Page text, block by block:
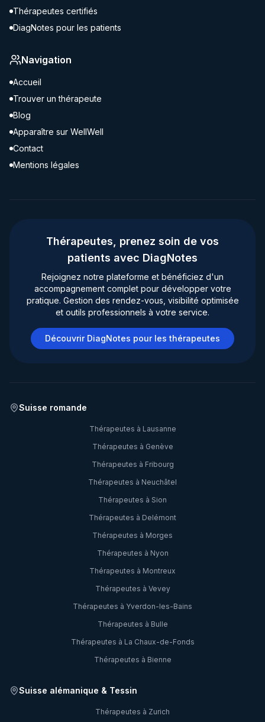
Thérapeutes certifiés
DiagNotes pour les patients
Navigation
Accueil
Trouver un thérapeute
Blog
Apparaître sur WellWell
Contact
Mentions légales
Thérapeutes, prenez soin de vos
patients avec DiagNotes
Rejoignez notre plateforme et bénéficiez d'un
accompagnement complet pour développer votre
pratique. Gestion des rendez-vous, visibilité optimisée
et outils professionnels à votre service.
Découvrir DiagNotes pour les thérapeutes
Suisse romande
Thérapeutes à Lausanne
Thérapeutes à Genève
Thérapeutes à Fribourg
Thérapeutes à Neuchâtel
Thérapeutes à Sion
Thérapeutes à Delémont
Thérapeutes à Morges
Thérapeutes à Nyon
Thérapeutes à Montreux
Thérapeutes à Vevey
Thérapeutes à Yverdon-les-Bains
Thérapeutes à Bulle
Thérapeutes à La Chaux-de-Fonds
Thérapeutes à Bienne
Suisse alémanique & Tessin
Thérapeutes à Zurich